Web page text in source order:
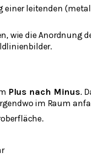
einer leitenden
wie die Anordnung
Plus nach Minus.
im Raum